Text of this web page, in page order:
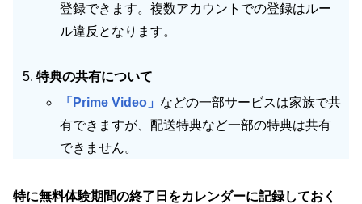
登録できます。複数アカウントでの登録はルー
ル違反となります。
特典の共有について
「Prime Video」 などの一部サービスは家族で共
有できますが、配送特典など一部の特典は共有
できません。
特に無料体験期間の終了日をカレンダーに記録しておく